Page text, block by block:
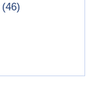
(46)